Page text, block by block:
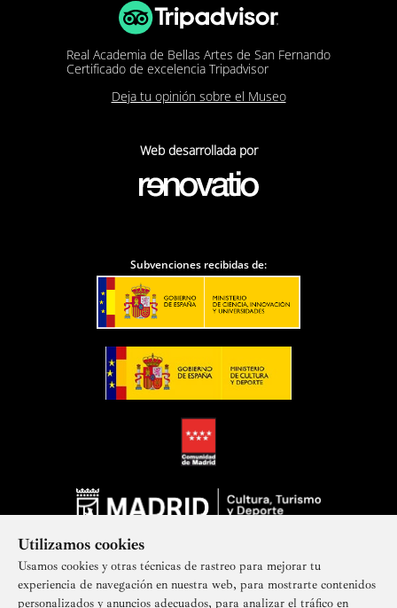
Utilizamos cookies
Usamos cookies y otras técnicas de rastreo para mejorar tu
experiencia de navegación en nuestra web, para mostrarte contenidos
personalizados y anuncios adecuados, para analizar el tráfico en
Real Academia de Bellas Artes de San Fernando
Certificado de excelencia Tripadvisor
Deja tu opinión sobre el Museo
Web desarrollada por
Subvenciones recibidas de: